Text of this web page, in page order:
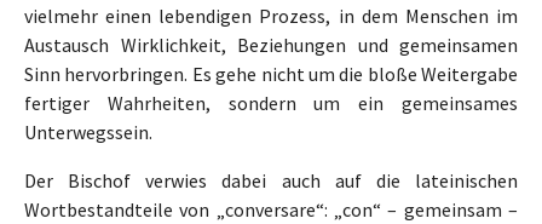
vielmehr einen lebendigen Prozess, in dem Menschen im
Austausch Wirklichkeit, Beziehungen und gemeinsamen
Sinn hervorbringen. Es gehe nicht um die bloße Weitergabe
fertiger Wahrheiten, sondern um ein gemeinsames
Unterwegssein.
Der Bischof verwies dabei auch auf die lateinischen
Wortbestandteile von „conversare“: „con“ – gemeinsam –